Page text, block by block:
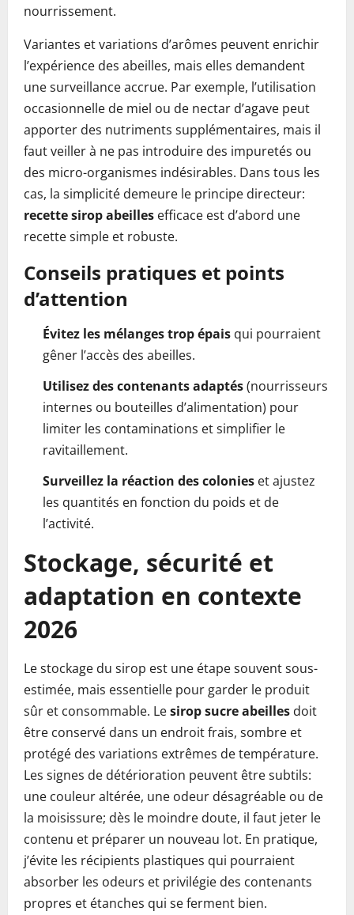
nourrissement.
Variantes et variations d’arômes peuvent enrichir
l’expérience des abeilles, mais elles demandent
une surveillance accrue. Par exemple, l’utilisation
occasionnelle de miel ou de nectar d’agave peut
apporter des nutriments supplémentaires, mais il
faut veiller à ne pas introduire des impuretés ou
des micro-organismes indésirables. Dans tous les
cas, la simplicité demeure le principe directeur:
recette sirop abeilles efficace est d’abord une
recette simple et robuste.
Conseils pratiques et points
d’attention
Évitez les mélanges trop épais qui pourraient
gêner l’accès des abeilles.
Utilisez des contenants adaptés(nourrisseurs
internes ou bouteilles d’alimentation) pour
limiter les contaminations et simplifier le
ravitaillement.
Surveillez la réaction des colonies et ajustez
les quantités en fonction du poids et de
l’activité.
Stockage, sécurité et
adaptation en contexte
2026
Le stockage du sirop est une étape souvent sous-
estimée, mais essentielle pour garder le produit
sûr et consommable. Lesirop sucre abeilles doit
être conservé dans un endroit frais, sombre et
protégé des variations extrêmes de température.
Les signes de détérioration peuvent être subtils:
une couleur altérée, une odeur désagréable ou de
la moisissure; dès le moindre doute, il faut jeter le
contenu et préparer un nouveau lot. En pratique,
j’évite les récipients plastiques qui pourraient
absorber les odeurs et privilégie des contenants
propres et étanches qui se ferment bien.